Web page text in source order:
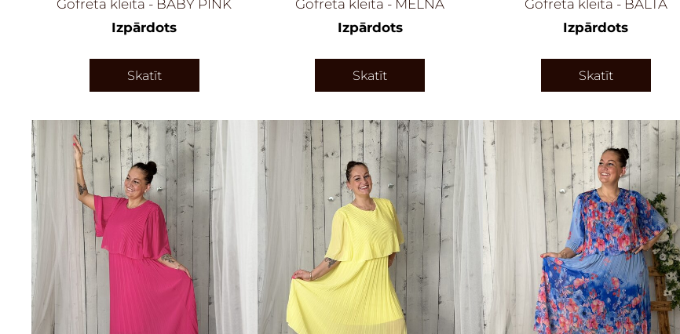
Gofrēta kleita - BABY PINK
Izpārdots
Skatīt
Gofrēta kleita - MELNA
Izpārdots
Skatīt
Gofrēta kleita - BALTA
Izpārdots
Skatīt